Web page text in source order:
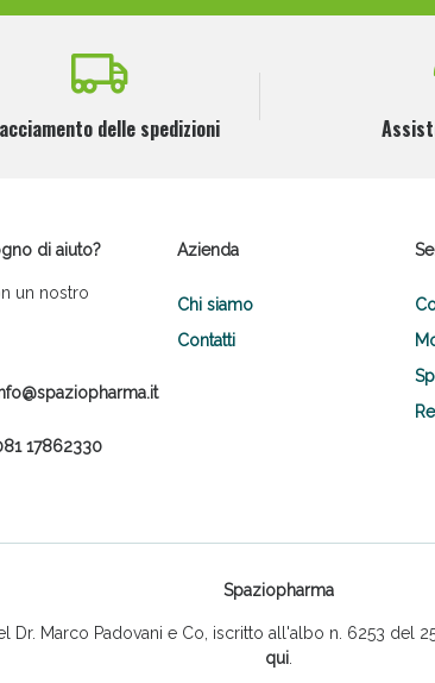
delle spedizioni
di aiuto?
un nostro
17862330
Azienda
Chi siamo
Contatti
Spaziopharma
Dr. Marco Padovani e Co, iscritto all'albo n. 6253
qui.